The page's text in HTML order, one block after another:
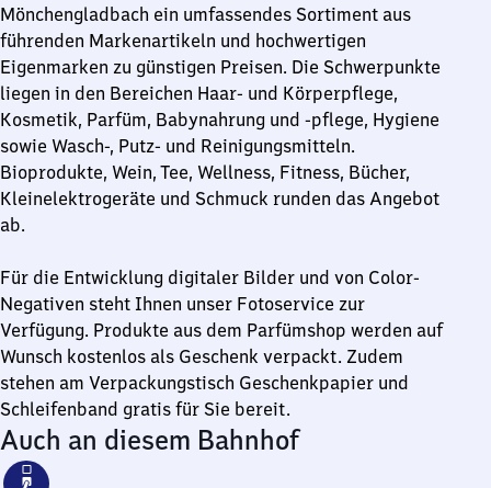
Mönchengladbach ein umfassendes Sortiment aus
führenden Markenartikeln und hochwertigen
Eigenmarken zu günstigen Preisen. Die Schwerpunkte
liegen in den Bereichen Haar- und Körperpflege,
Kosmetik, Parfüm, Babynahrung und -pflege, Hygiene
sowie Wasch-, Putz- und Reinigungsmitteln.
Bioprodukte, Wein, Tee, Wellness, Fitness, Bücher,
Kleinelektrogeräte und Schmuck runden das Angebot
ab.
Für die Entwicklung digitaler Bilder und von Color-
Negativen steht Ihnen unser Fotoservice zur
Verfügung. Produkte aus dem Parfümshop werden auf
Wunsch kostenlos als Geschenk verpackt. Zudem
stehen am Verpackungstisch Geschenkpapier und
Schleifenband gratis für Sie bereit.
Auch an diesem Bahnhof